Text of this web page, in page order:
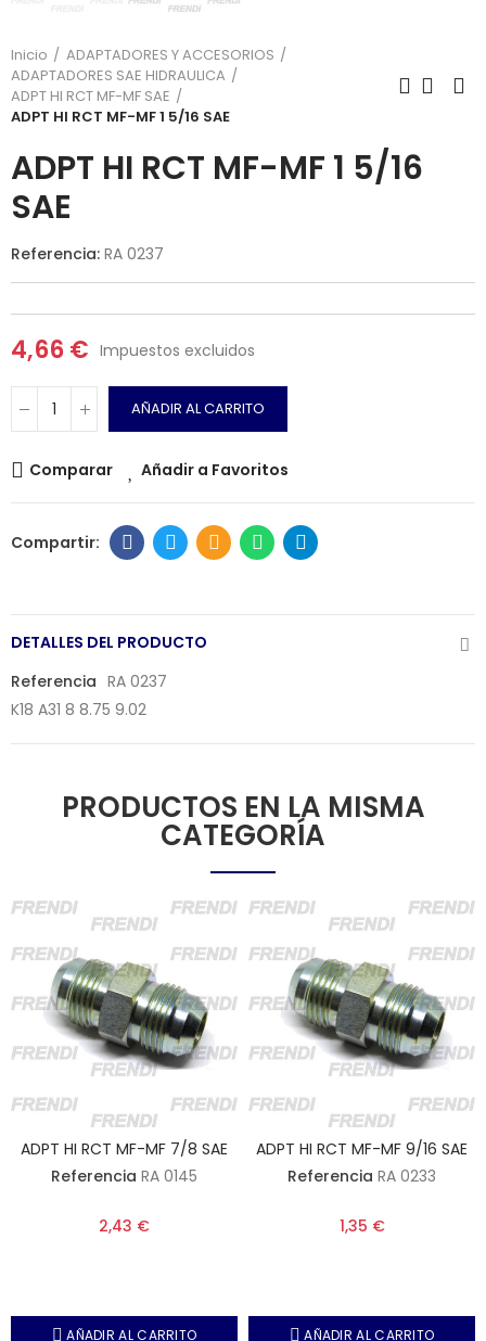
Inicio
ADAPTADORES Y ACCESORIOS
ADAPTADORES SAE HIDRAULICA
ADPT HI RCT MF-MF SAE
ADPT HI RCT MF-MF 1 5/16 SAE
ADPT HI RCT MF-MF 1 5/16
SAE
Referencia: RA 0237
4,66 € Impuestos excluidos
AÑADIR AL CARRITO
Comparar Añadir a Favoritos
DETALLES DEL PRODUCTO
Referencia RA 0237
K18 A31 8 8.75 9.02
PRODUCTOS EN LA MISMA
CATEGORÍA
ADPT HI RCT MF-MF 7/8 SAE
Referencia RA 0145
2,43 €
AÑADIR AL CARRITO
ADPT HI RCT MF-MF 9/16 SAE
Referencia RA 0233
1,35 €
AÑADIR AL CARRITO